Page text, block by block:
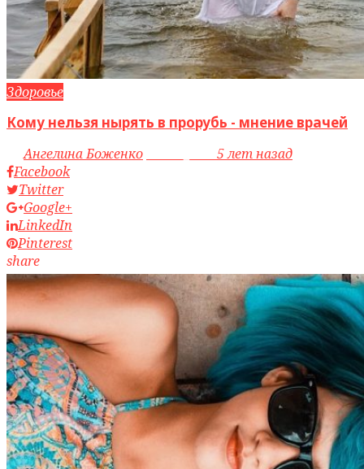
Здоровье
Кому нельзя нырять в прорубь - мнение врачей
byАнгелина Боженко
5 лет назад
Facebook
Twitter
Google+
LinkedIn
Pinterest
share